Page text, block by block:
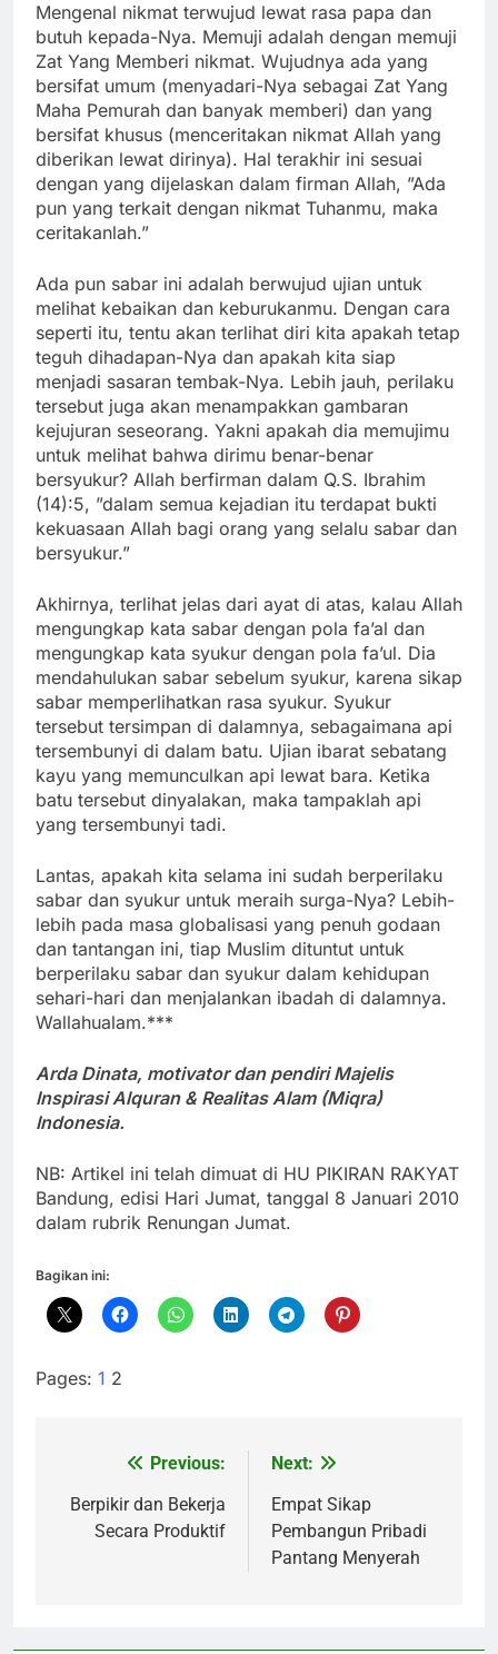
Mengenal nikmat terwujud lewat rasa papa dan
butuh kepada-Nya. Memuji adalah dengan memuji
Zat Yang Memberi nikmat. Wujudnya ada yang
bersifat umum (menyadari-Nya sebagai Zat Yang
Maha Pemurah dan banyak memberi) dan yang
bersifat khusus (menceritakan nikmat Allah yang
diberikan lewat dirinya). Hal terakhir ini sesuai
dengan yang dijelaskan dalam firman Allah, ”Ada
pun yang terkait dengan nikmat Tuhanmu, maka
ceritakanlah.”
Ada pun sabar ini adalah berwujud ujian untuk
melihat kebaikan dan keburukanmu. Dengan cara
seperti itu, tentu akan terlihat diri kita apakah tetap
teguh dihadapan-Nya dan apakah kita siap
menjadi sasaran tembak-Nya. Lebih jauh, perilaku
tersebut juga akan menampakkan gambaran
kejujuran seseorang. Yakni apakah dia memujimu
untuk melihat bahwa dirimu benar-benar
bersyukur? Allah berfirman dalam Q.S. Ibrahim
(14):5, ”dalam semua kejadian itu terdapat bukti
kekuasaan Allah bagi orang yang selalu sabar dan
bersyukur.”
Akhirnya, terlihat jelas dari ayat di atas, kalau Allah
mengungkap kata sabar dengan pola fa’al dan
mengungkap kata syukur dengan pola fa’ul. Dia
mendahulukan sabar sebelum syukur, karena sikap
sabar memperlihatkan rasa syukur. Syukur
tersebut tersimpan di dalamnya, sebagaimana api
tersembunyi di dalam batu. Ujian ibarat sebatang
kayu yang memunculkan api lewat bara. Ketika
batu tersebut dinyalakan, maka tampaklah api
yang tersembunyi tadi.
Lantas, apakah kita selama ini sudah berperilaku
sabar dan syukur untuk meraih surga-Nya? Lebih-
lebih pada masa globalisasi yang penuh godaan
dan tantangan ini, tiap Muslim dituntut untuk
berperilaku sabar dan syukur dalam kehidupan
sehari-hari dan menjalankan ibadah di dalamnya.
Wallahualam.***
Arda Dinata, motivator dan pendiri Majelis
Inspirasi Alquran & Realitas Alam (Miqra)
Indonesia.
NB: Artikel ini telah dimuat di HU PIKIRAN RAKYAT
Bandung, edisi Hari Jumat, tanggal 8 Januari 2010
dalam rubrik Renungan Jumat.
Bagikan ini:
Pages: 1 2
Navigasi
pos
Previous:
Berpikir dan Bekerja
Secara Produktif
Next:
Empat Sikap
Pembangun Pribadi
Pantang Menyerah